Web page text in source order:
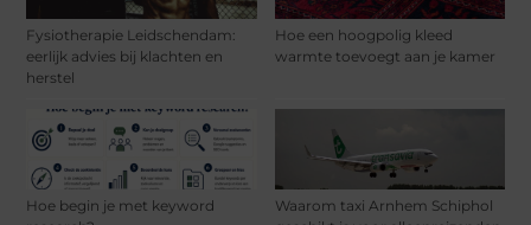
Fysiotherapie Leidschendam:
eerlijk advies bij klachten en
herstel
Hoe een hoogpolig kleed
warmte toevoegt aan je kamer
Hoe begin je met keyword
Waarom taxi Arnhem Schiphol